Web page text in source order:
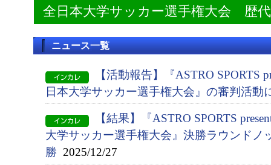
全日本大学サッカー選手権大会 歴
ニュース一覧
【活動報告】『ASTRO SPORTS
日本大学サッカー選手権大会』の審判活動
【結果】『ASTRO SPORTS
大学サッカー選手権大会』決勝ラウンドノ
勝 2025/12/27